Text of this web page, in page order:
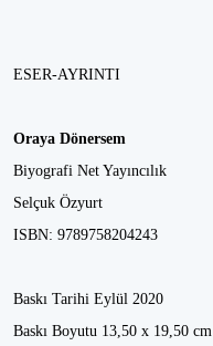
ESER-AYRINTI
Oraya Dönersem
Biyografi Net Yayıncılık
Selçuk Özyurt
ISBN: 9789758204243
Baskı Tarihi Eylül 2020
Baskı Boyutu 13,50 x 19,50 cm